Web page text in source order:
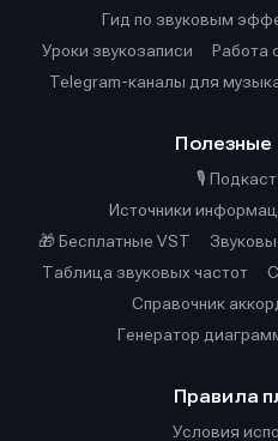
Гид по звуковым
Уроки звукозаписи
Работа
Telegram-каналы для
Полезные
🎙️
Источники
🎁 Бесплатные VST
Таблица звуковых частот
Справочник
Генератор
Правила
Условия